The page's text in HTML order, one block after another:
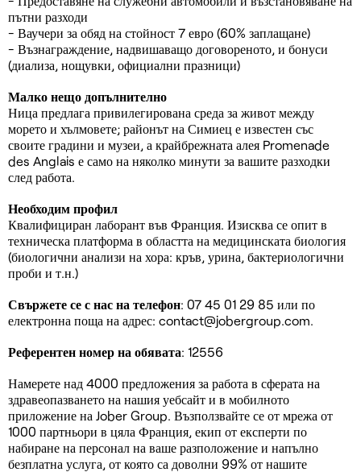
пътни разходи
- Ваучери за обяд на стойност 7 евро (60% заплащане)
- Възнаграждение, надвишаващо договореното, и бонуси
(диализа, нощувки, официални празници)
Малко нещо допълнително
Ница предлага привилегирована среда за живот между
морето и хълмовете; районът на Симиец е известен със
своите градини и музеи, а крайбрежната алея Promenade
des Anglais е само на няколко минути за вашите разходки
след работа.
Необходим профил
Квалифициран лаборант във Франция. Изисква се опит в
техническа платформа в областта на медицинската биология
(биологични анализи на хора: кръв, урина, бактериологични
проби и т.н.)
Свържете се с нас на телефон: 07 45 01 29 85 или по
електронна поща на адрес: contact@jobergroup.com.
Референтен номер на обявата: 12556
Намерете над 4000 предложения за работа в сферата на
здравеопазването на нашия уебсайт и в мобилното
приложение на Jober Group. Възползвайте се от мрежа от
1000 партньори в цяла Франция, екип от експерти по
набиране на персонал на ваше разположение и напълно
безплатна услуга, от която са доволни 99% от нашите